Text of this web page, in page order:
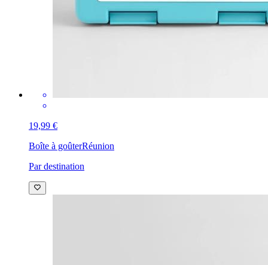
19,99 €
Boîte à goûterRéunion
Par destination